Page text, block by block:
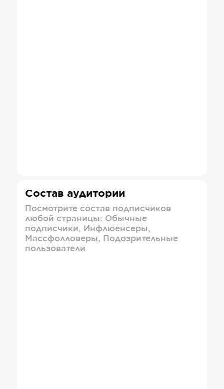
Состав аудитории
Посмотрите состав подписчиков
любой страницы: Обычные
подписчики, Инфлюенсеры,
Массфолловеры, Подозрительные
пользователи